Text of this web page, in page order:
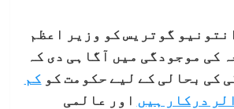
گوتریس کو وزیر اعظم
کی موجودگی میں آگاہی دی کہ
کی بحالی کے لیے حکومت کو کم
اور عالمی